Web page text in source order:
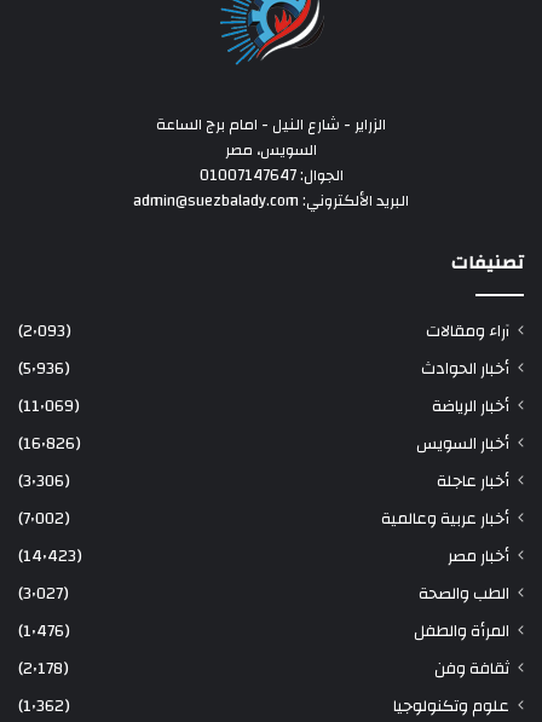
الزراير - شارع النيل - امام برج الساعة
السويس، مصر
الجوال: 01007147647
البريد الألكتروني: admin@suezbalady.com
تصنيفات
آراء ومقالات
(2٬093)
أخبار الحوادث
(5٬936)
أخبار الرياضة
(11٬069)
أخبار السويس
(16٬826)
أخبار عاجلة
(3٬306)
أخبار عربية وعالمية
(7٬002)
أخبار مصر
(14٬423)
الطب والصحة
(3٬027)
المرأة والطفل
(1٬476)
ثقافة وفن
(2٬178)
علوم وتكنولوجيا
(1٬362)